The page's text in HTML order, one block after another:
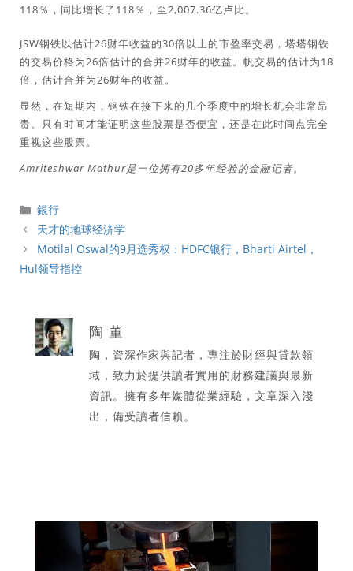
118％，同比增长了118％，至2,007.36亿卢比。
JSW钢铁以估计26财年收益的30倍以上的市盈率交易，塔塔钢铁
的交易价格为26倍估计的合并26财年的收益。帆交易的估计为18
倍，估计合并为26财年的收益。
显然，在短期内，钢铁在接下来的几个季度中的增长机会非常昂
贵。只有时间才能证明这些股票是否便宜，还是在此时间点完全
重视这些股票。
Amriteshwar Mathur是一位拥有20多年经验的金融记者。
分
類
銀行
天才的地球经济学
Motilal Oswal的9月选秀权：HDFC银行，Bharti Airtel，
Hul领导指控
陶 董
陶，資深作家與記者，專注於財經與貸款領
域，致力於提供讀者實用的財務建議與最新
資訊。擁有多年媒體從業經驗，文章深入淺
出，備受讀者信賴。